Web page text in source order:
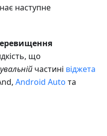
наступне
що
частині віджета
Android Auto та